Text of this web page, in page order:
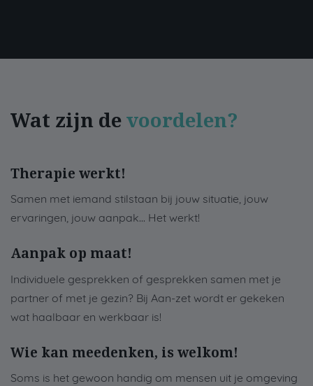
Wat zijn de voordelen?
Therapie werkt!
Samen met iemand stilstaan bij jouw situatie, jouw
ervaringen, jouw aanpak... Het werkt!
Aanpak op maat!
Individuele gesprekken of gesprekken samen met je
partner of met je gezin? Bij Aan-zet wordt er gekeken
wat haalbaar en werkbaar is!
Wie kan meedenken, is welkom!
Soms is het gewoon handig om mensen uit je omgeving